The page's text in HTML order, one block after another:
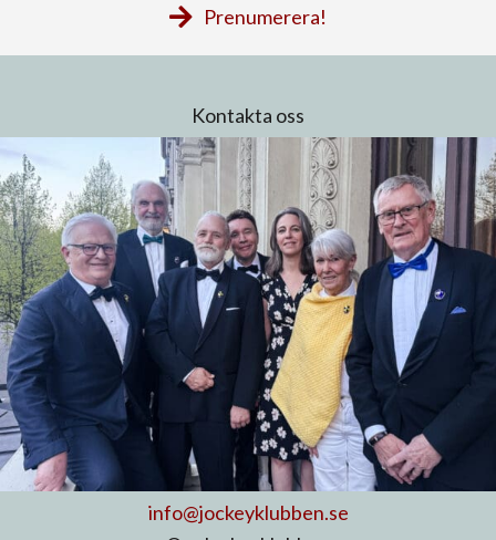
Prenumerera!
Kontakta oss
info@jockeyklubben.se